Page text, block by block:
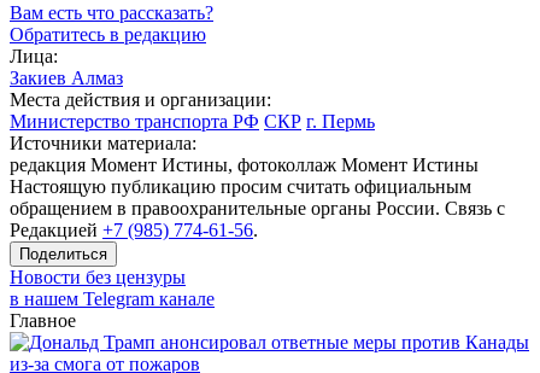
Вам есть что рассказать?
Обратитесь в редакцию
Лица:
Закиев Алмаз
Места действия и организации:
Министерство транспорта РФ СКР г. Пермь
Источники материала:
редакция Момент Истины, фотоколлаж Момент Истины
Настоящую публикацию просим считать официальным
обращением в правоохранительные органы России. Связь с
Редакцией +7 (985) 774-61-56.
Поделиться
Новости без цензуры
в нашем Telegram канале
Главное